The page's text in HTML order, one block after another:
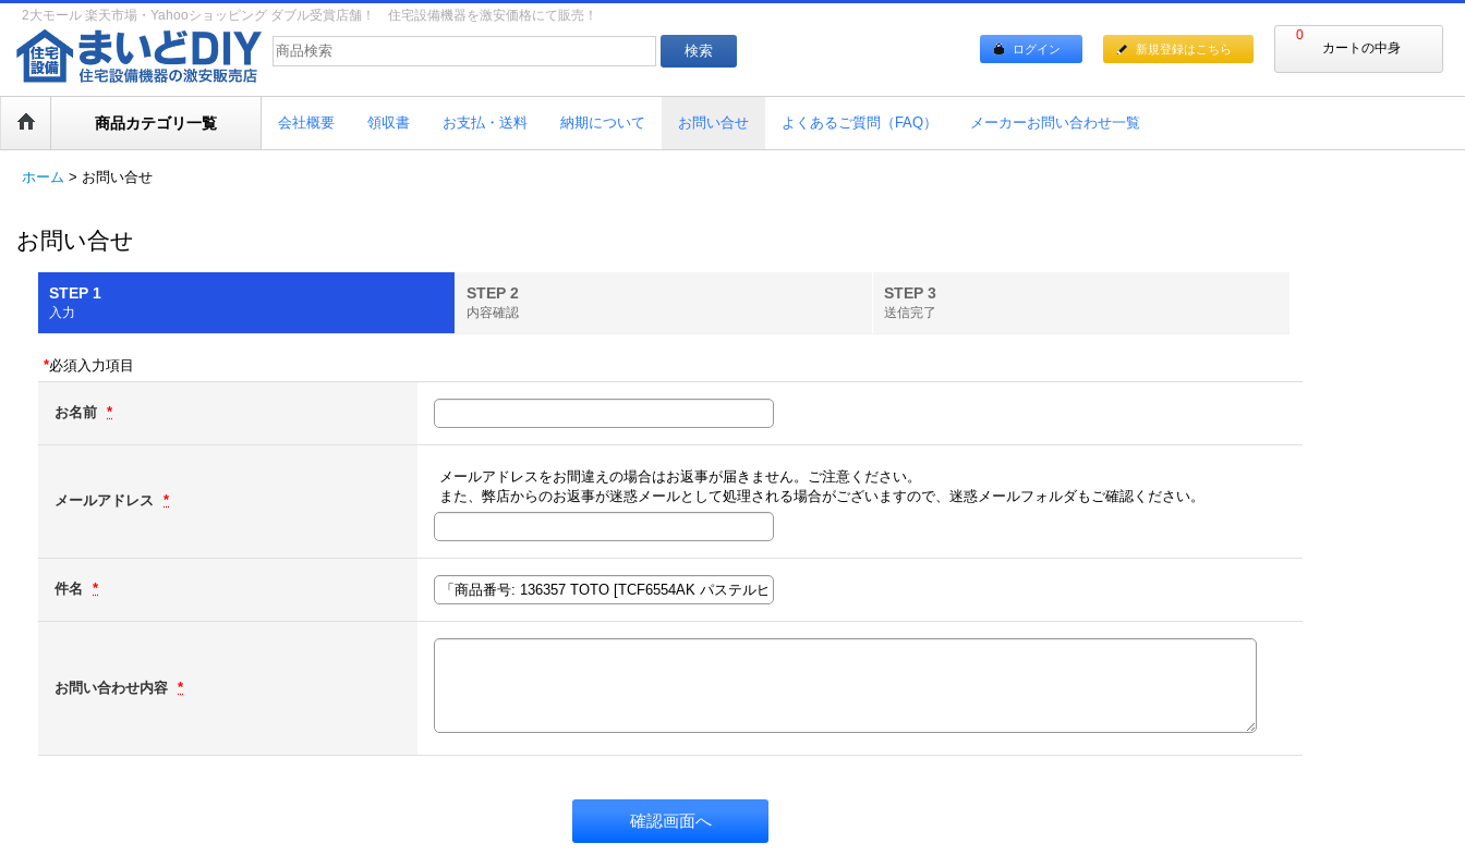
2大モール 楽天市場・Yahooショッピング ダブル受賞店舗！ 住宅設備機器を激安価格にて販売！
0
カートの中身
ログイン 新規登録はこちら
商品カテゴリ一覧 会社概要 領収書 お支払・送料 納期について お問い合せ よくあるご質問（FAQ） メーカーお問い合わせ一覧
ホーム > お問い合せ
お問い合せ
STEP 1
入力
STEP 2
内容確認
STEP 3
送信完了
*必須入力項目
お名前 *
メールアドレス *
メールアドレスをお間違えの場合はお返事が届きません。ご注意ください。
また、弊店からのお返事が迷惑メールとして処理される場合がございますので、迷惑メールフォルダもご確認ください。
件名 *
お問い合わせ内容 *